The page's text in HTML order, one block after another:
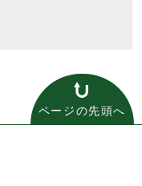
ページの先頭へ